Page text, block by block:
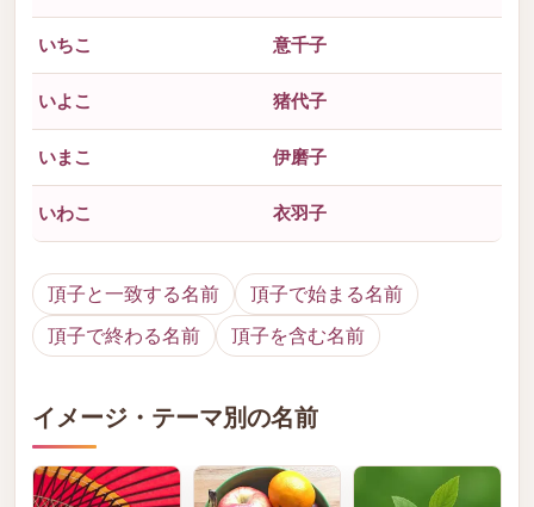
いちこ 意千子
いよこ 猪代子
いまこ 伊磨子
いわこ 衣羽子
頂子と一致する名前
頂子で始まる名前
頂子で終わる名前
頂子を含む名前
イメージ・テーマ別の名前